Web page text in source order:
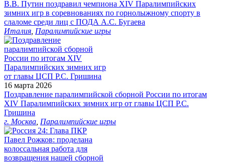
В.В. Путин поздравил чемпиона XIV Паралимпийских
зимних игр в соревнованиях по горнолыжному спорту в
слаломе среди лиц с ПОДА А.С. Бугаева
Италия Паралимпийские игры
16 марта 2026
Поздравление паралимпийской сборной России по итогам
XIV Паралимпийских зимних игр от главы ЦСП Р.С.
Гришина
г. Москва Паралимпийские игры